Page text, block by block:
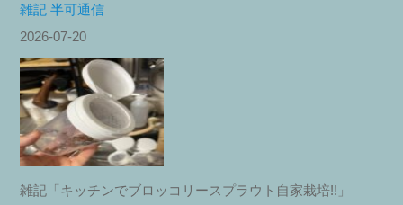
雑記 半可通信
2026-07-20
雑記「キッチンでブロッコリースプラウト自家栽培!!」